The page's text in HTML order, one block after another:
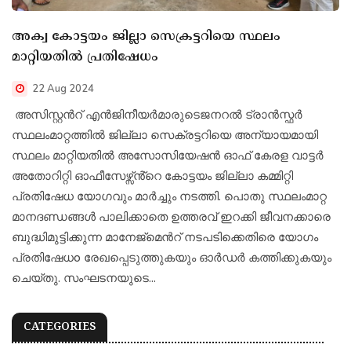
അക്വ കോട്ടയം ജില്ലാ സെക്രട്ടറിയെ സ്ഥലം
മാറ്റിയതിൽ പ്രതിഷേധം
22 Aug 2024
അസിസ്റ്റൻറ് എൻജിനീയർമാരുടെജനറൽ ട്രാൻസ്ഫർ
സ്ഥലംമാറ്റത്തിൽ ജില്ലാ സെക്രട്ടറിയെ അന്യായമായി
സ്ഥലം മാറ്റിയതിൽ അസോസിയേഷൻ ഓഫ് കേരള വാട്ടർ
അതോറിറ്റി ഓഫീസേഴ്സ്ൻ്റെ കോട്ടയം ജില്ലാ കമ്മിറ്റി
പ്രതിഷേധ യോഗവും മാർച്ചും നടത്തി. പൊതു സ്ഥലംമാറ്റ
മാനദണ്ഡങ്ങൾ പാലിക്കാതെ ഉത്തരവ് ഇറക്കി ജീവനക്കാരെ
ബുദ്ധിമുട്ടിക്കുന്ന മാനേജ്മെൻറ് നടപടിക്കെതിരെ യോഗം
പ്രതിഷേധo രേഖപ്പെടുത്തുകയും ഓർഡർ കത്തിക്കുകയും
ചെയ്തു. സംഘടനയുടെ...
CATEGORIES